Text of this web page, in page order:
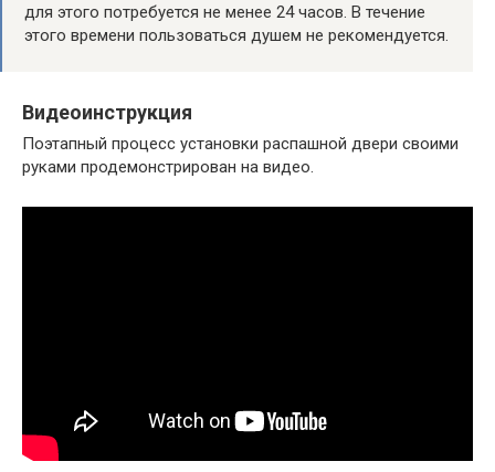
для этого потребуется не менее 24 часов. В течение
этого времени пользоваться душем не рекомендуется.
Видеоинструкция
Поэтапный процесс установки распашной двери своими
руками продемонстрирован на видео.